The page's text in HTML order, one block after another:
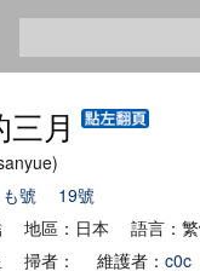
月
號
19號
地區：日本 語言：
掃者： 維護者： c0c